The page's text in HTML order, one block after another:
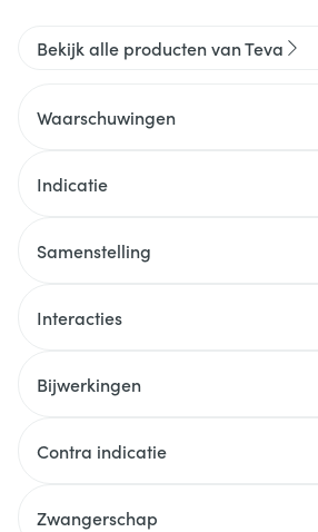
Bekijk alle producten van Teva
Waarschuwingen
Indicatie
Samenstelling
Interacties
Bijwerkingen
Contra indicatie
Zwangerschap